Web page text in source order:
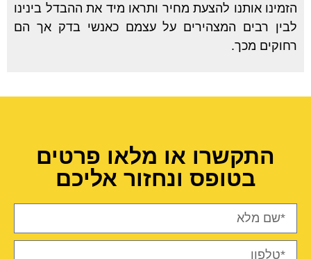
הזמינו אותנו להצעת מחיר ותראו מיד את ההבדל בינינו
לבין רבים המצהירים על עצמם כאנשי בדק אך הם
רחוקים מכך.
התקשרו או מלאו פרטים
בטופס ונחזור אליכם